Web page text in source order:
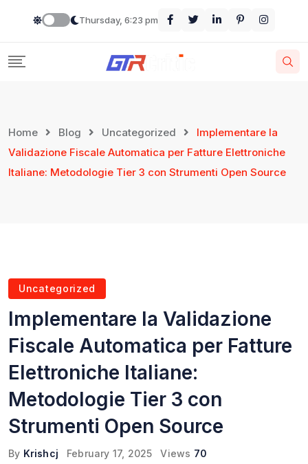
Thursday, 6:23 pm
Home Blog Uncategorized
Implementare la
Validazione Fiscale Automatica per Fatture Elettroniche
Italiane: Metodologie Tier 3 con Strumenti Open Source
Uncategorized
Implementare la Validazione
Fiscale Automatica per Fatture
Elettroniche Italiane:
Metodologie Tier 3 con
Strumenti Open Source
By Krishcj February 17, 2025 Views 70